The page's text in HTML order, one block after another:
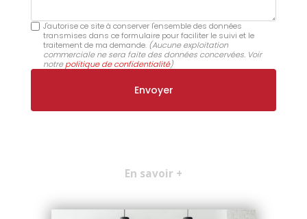
J'autorise ce site à conserver l'ensemble des données
transmises dans ce formulaire pour faciliter le suivi et le
traitement de ma demande. (Aucune exploitation
commerciale ne sera faite des données concervées. Voir
notrepolitique de confidentialité)
En savoir +